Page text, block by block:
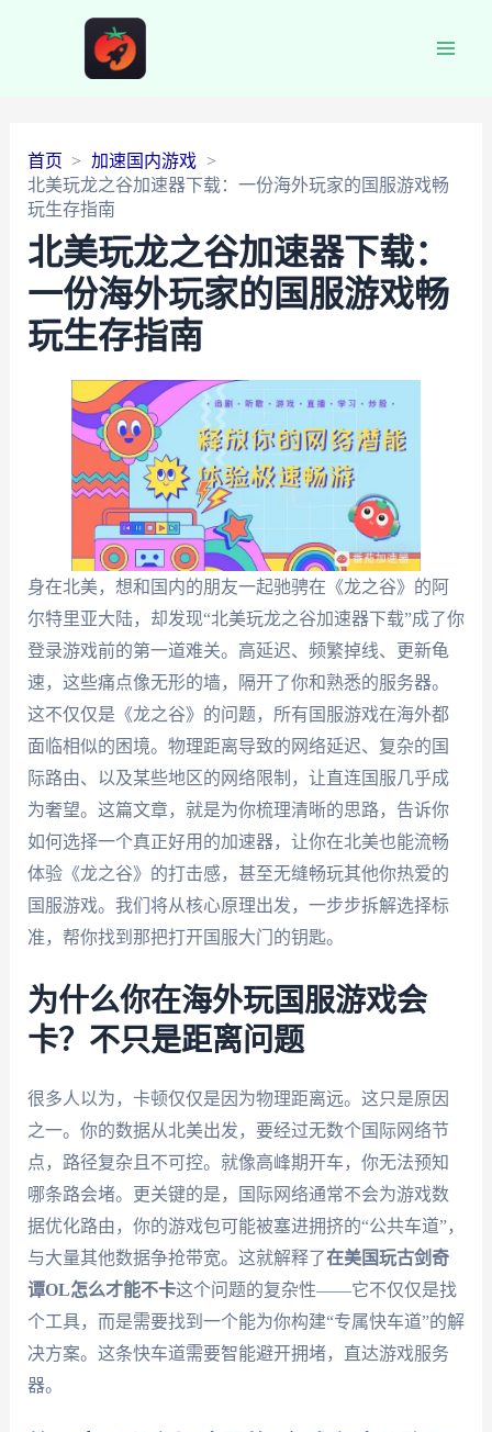
首页
加速国内游戏
北美玩龙之谷加速器下载：一份海外玩家的国服游戏畅
玩生存指南
北美玩龙之谷加速器下载：
一份海外玩家的国服游戏畅
玩生存指南
身在北美，想和国内的朋友一起驰骋在《龙之谷》的阿
尔特里亚大陆，却发现“北美玩龙之谷加速器下载”成了你
登录游戏前的第一道难关。高延迟、频繁掉线、更新龟
速，这些痛点像无形的墙，隔开了你和熟悉的服务器。
这不仅仅是《龙之谷》的问题，所有国服游戏在海外都
面临相似的困境。物理距离导致的网络延迟、复杂的国
际路由、以及某些地区的网络限制，让直连国服几乎成
为奢望。这篇文章，就是为你梳理清晰的思路，告诉你
如何选择一个真正好用的加速器，让你在北美也能流畅
体验《龙之谷》的打击感，甚至无缝畅玩其他你热爱的
国服游戏。我们将从核心原理出发，一步步拆解选择标
准，帮你找到那把打开国服大门的钥匙。
为什么你在海外玩国服游戏会
卡？不只是距离问题
很多人以为，卡顿仅仅是因为物理距离远。这只是原因
之一。你的数据从北美出发，要经过无数个国际网络节
点，路径复杂且不可控。就像高峰期开车，你无法预知
哪条路会堵。更关键的是，国际网络通常不会为游戏数
据优化路由，你的游戏包可能被塞进拥挤的“公共车道”，
与大量其他数据争抢带宽。这就解释了在美国玩古剑奇
谭OL怎么才能不卡这个问题的复杂性——它不仅仅是找
个工具，而是需要找到一个能为你构建“专属快车道”的解
决方案。这条快车道需要智能避开拥堵，直达游戏服务
器。